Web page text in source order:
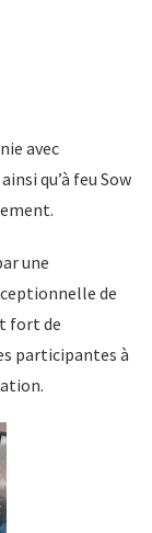
avec
qu’à feu Sow
une
de
fort de
participantes à